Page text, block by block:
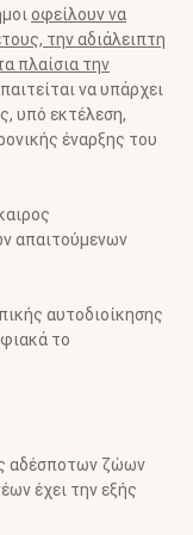
οφείλουν να
την αδιάλειπτη
πλαίσια την
να υπάρχει
υπό εκτέλεση,
έναρξης του
απαιτούμενων
αυτοδιοίκησης
το
αδέσποτων ζώων
έχει την εξής